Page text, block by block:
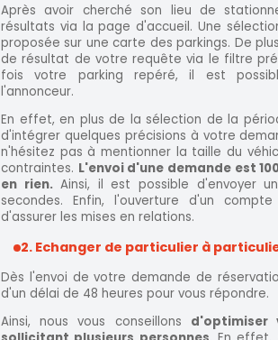
Après avoir cherché son lieu de
résultats via la page d'accueil. Une
proposée sur une carte des parkings. De
de résultat de votre requête via le filtre
fois votre parking repéré, il est
l'annonceur.
En effet, en plus de la sélection de la
d'intégrer quelques précisions à votre
n'hésitez pas à mentionner la taille du
contraintes. L'envoi d'une demande est
en rien. Ainsi, il est possible d'envoyer
secondes. Enfin, l'ouverture d'un
d'assurer les mises en relations.
2. Echanger de particulier à
Dès l'envoi de votre demande de
d'un délai de 48 heures pour vous répondre.
Ainsi, nous vous conseillons d'optimiser